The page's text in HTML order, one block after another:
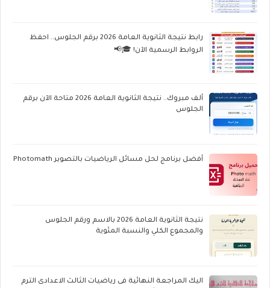
رابط نتيجة الثانوية العامة 2026 برقم الجلوس.. احفظ
الروابط الرسمية الآن! 🎓📢
ألف مبروك.. نتيجة الثانوية العامة 2026 متاحة الآن برقم
الجلوس
أفضل برنامج لحل مسائل الرياضيات بالتصوير Photomath
نتيجة الثانوية العامة 2026 بالاسم ورقم الجلوس
والمجموع الكلي والنسبة المئوية
اليك المراجعة النهائية فى رياضيات الثالث الاعدادى الترم